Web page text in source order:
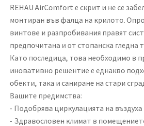
REHAU AirComfort е скрит и не се
монтиран във фалца на крилото.
винтове и разпробивания правят
предпочитана и от стопанска гледна
Като последица, това необходимо в
иновативно решентие е еднакво
обекти, така и саниране на стари
Вашите предимства:
- Подобрява циркулацията на въздуха
- Здравословен климат в